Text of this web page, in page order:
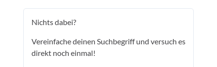
Nichts dabei?
Vereinfache deinen Suchbegriff und versuch es
direkt noch einmal!